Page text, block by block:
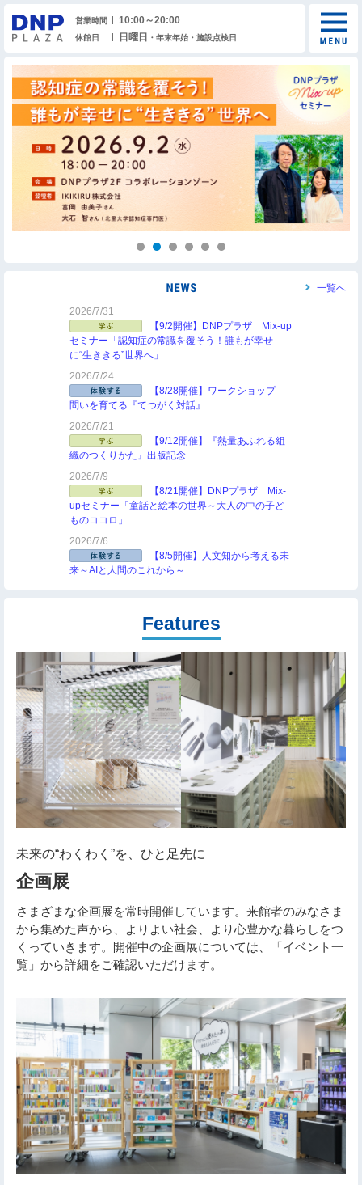
営業時間 10:00～20:00
休館日 日曜日 ・年末年始・施設点検日
一覧へ
2026/7/31
【9/2開催】DNPプラザ Mix-up
セミナー「認知症の常識を覆そう！誰もが幸せ
に“生ききる”世界へ」
2026/7/24
【8/28開催】ワークショップ
問いを育てる『てつがく対話』
2026/7/21
【9/12開催】『熱量あふれる組
織のつくりかた』出版記念
2026/7/9
【8/21開催】DNPプラザ Mix-
upセミナー「童話と絵本の世界～大人の中の子ど
ものココロ」
2026/7/6
【8/5開催】人文知から考える未
来～AIと人間のこれから～
Features
未来の“わくわく”を、ひと足先に
企画展
さまざまな企画展を常時開催しています。来館者のみなさま
から集めた声から、よりよい社会、より心豊かな暮らしをつ
くっていきます。開催中の企画展については、「イベント一
覧」から詳細をご確認いただけます。